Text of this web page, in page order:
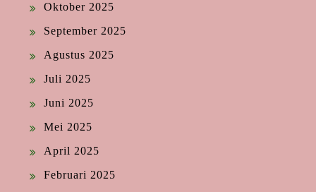
Oktober 2025
September 2025
Agustus 2025
Juli 2025
Juni 2025
Mei 2025
April 2025
Februari 2025